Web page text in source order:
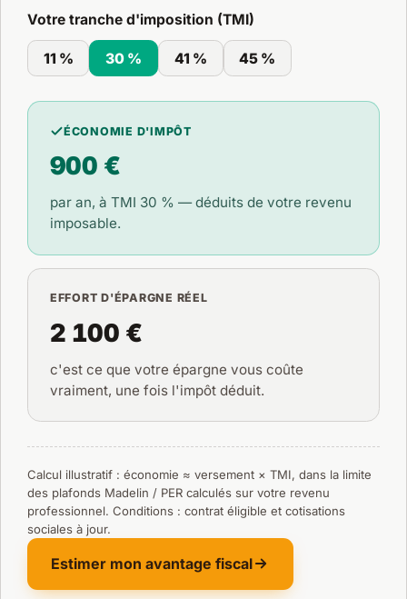
Votre tranche d'imposition (TMI)
11 % 30 % 41 % 45 %
ÉCONOMIE D'IMPÔT
900 €
par an, à TMI 30 % — déduits de votre revenu
imposable.
EFFORT D'ÉPARGNE RÉEL
2 100 €
c'est ce que votre épargne vous coûte
vraiment, une fois l'impôt déduit.
Calcul illustratif : économie ≈ versement × TMI, dans la limite
des plafonds Madelin / PER calculés sur votre revenu
professionnel. Conditions : contrat éligible et cotisations
sociales à jour.
Estimer mon avantage fiscal